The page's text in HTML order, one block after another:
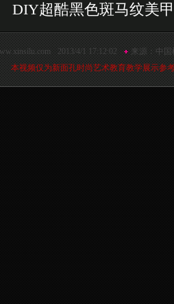
DIY超酷黑色斑马纹美甲
2013/4/1 17:12:02 来源： 中国
本视频仅为新面孔时尚艺术教育教学展示参